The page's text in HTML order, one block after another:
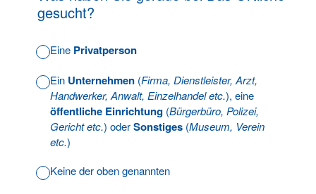
gesucht?
Eine Privatperson
Ein Unternehmen (Firma, Dienstleister, Arzt,
Handwerker, Anwalt, Einzelhandel etc.), eine
öffentliche Einrichtung (Bürgerbüro, Polizei,
Gericht etc.) oderSonstiges (Museum, Verein
etc.)
Keine der oben genannten